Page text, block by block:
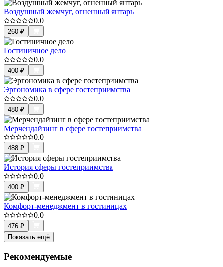
Воздушный жемчуг, огненный янтарь
0.0
260 ₽
Гостиничное дело
0.0
400 ₽
Эргономика в сфере гостеприимства
0.0
480 ₽
Мерчендайзинг в сфере гостеприимства
0.0
488 ₽
История сферы гостеприимства
0.0
400 ₽
Комфорт-менеджмент в гостиницах
0.0
476 ₽
Показать ещё
Рекомендуемые